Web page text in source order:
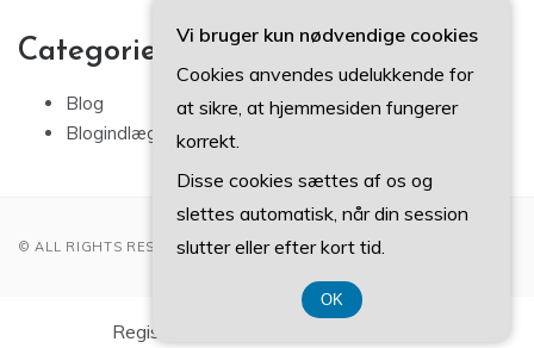
Categories
Blog
Blogindlæg
© ALL RIGHTS RESERVED 2022
Registreringsnummer DK3740 7739
Vi bruger kun nødvendige cookies
Cookies anvendes udelukkende for
at sikre, at hjemmesiden fungerer
korrekt.
Disse cookies sættes af os og
slettes automatisk, når din session
slutter eller efter kort tid.
OK